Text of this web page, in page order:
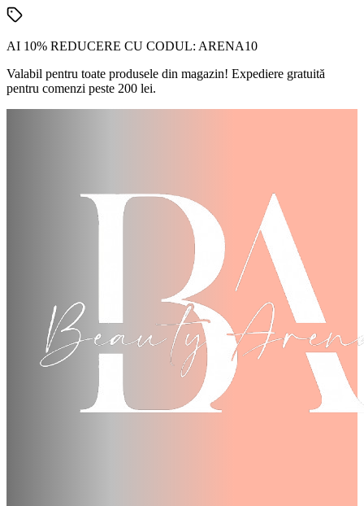
AI 10% REDUCERE CU CODUL: ARENA10
Valabil pentru toate produsele din magazin! Expediere gratuită
pentru comenzi peste 200 lei.